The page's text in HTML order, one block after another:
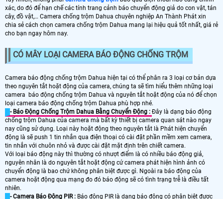
xác, do đó để hạn chế các tính trang cảnh báo chuyển động giả do con vật, tán
cây, đồ vật,… Camera chống trộm Dahua chuyên nghiệp An Thành Phát xin
chia sẻ cách chọn camera chống trộm Dahua mang lại hiệu quả tốt nhất, giá rẻ
cho bạn ngay hôm nay.
CÓ MÂY LOẠI CAMERA BÁO ĐỘNG CHỐNG TRỘM
Camera báo động chống trộm Dahua hiện tại có thể phân ra 3 loại cơ bản dựa
theo nguyên tắt hoặt động của camera, chúng ta sẽ tìm hiểu thêm những loại
camera báo động chống trộm Dahua và nguyên tắt hoặt động của nó để chọn
loại camera báo động chống trộm Dahua phù hợp nhé.
- Báo Động Chống Trộm Dahua Bằng Chuyển Động : Đây là dạng báo động
chống trộm Dahua của camera mà bất kỳ thiết bị camera quan sát nào ngay
nay cũng sử dụng. Loại này hoặt động theo nguyên tắt là Phát hiện chuyển
động là sẽ push 1 tin nhắn qua điện thoại có cài đặt phần mềm xem camera,
tin nhắn với chuôn nhỏ và được cài đặt mặt định trên chiết camera.
Với loại báo động này thì thường có nhượt điểm là có nhiều báo động giả,
nguyên nhân là do nguyên tắt hoặt động cứ camera phát hiện hình ảnh có
chuyển động là bao chứ không phân biệt được gì. Ngoài ra báo động của
camera hoặt động qua mạng đo đó báo động sẽ có tình trạng trễ là điều tất
nhiên.
- Camera Báo Động PIR : Báo động PIR là dạng báo động có phân biệt được